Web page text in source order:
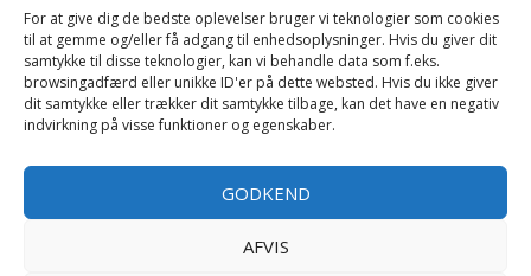
For at give dig de bedste oplevelser bruger vi teknologier som cookies
til at gemme og/eller få adgang til enhedsoplysninger. Hvis du giver dit
samtykke til disse teknologier, kan vi behandle data som f.eks.
browsingadfærd eller unikke ID'er på dette websted. Hvis du ikke giver
dit samtykke eller trækker dit samtykke tilbage, kan det have en negativ
indvirkning på visse funktioner og egenskaber.
GODKEND
AFVIS
høvlknive
Vådsliber
Søjlebore- & bænkboremaskiner